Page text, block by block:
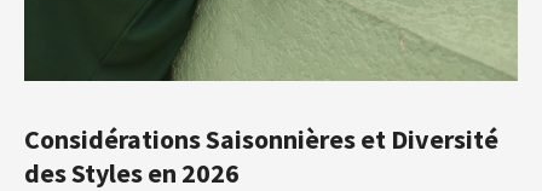
Considérations Saisonnières et Diversité
des Styles en 2026